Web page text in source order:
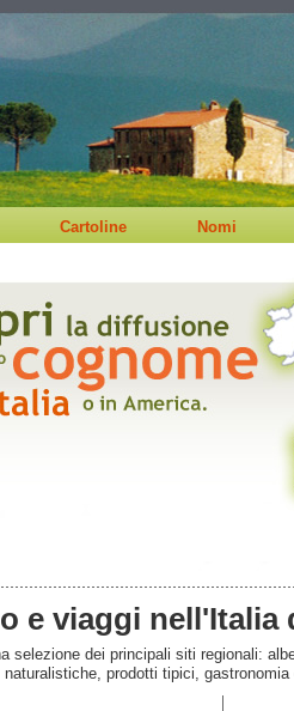
Cartoline Nomi
e viaggi nell'Italia
selezione dei principali siti regionali:
prodotti tipici, gastronomia